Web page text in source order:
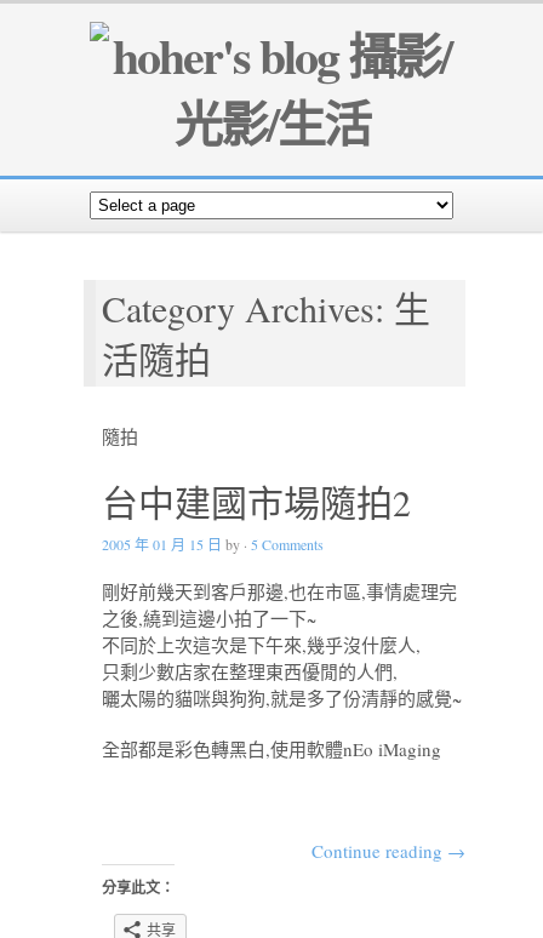
Category Archives: 生
活隨拍
隨拍
台中建國市場隨拍2
2005 年 01 月 15 日 by · 5 Comments
剛好前幾天到客戶那邊,也在市區,事情處理完
之後,繞到這邊小拍了一下~
不同於上次這次是下午來,幾乎沒什麼人,
只剩少數店家在整理東西優閒的人們,
曬太陽的貓咪與狗狗,就是多了份清靜的感覺~
全部都是彩色轉黑白,使用軟體nEo iMaging
Continue reading →
分享此文：
共享